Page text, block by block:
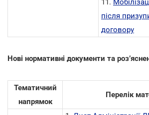
11.
після
договору
Нові нормативні документи та
Тематичний
напрямок
Перелік